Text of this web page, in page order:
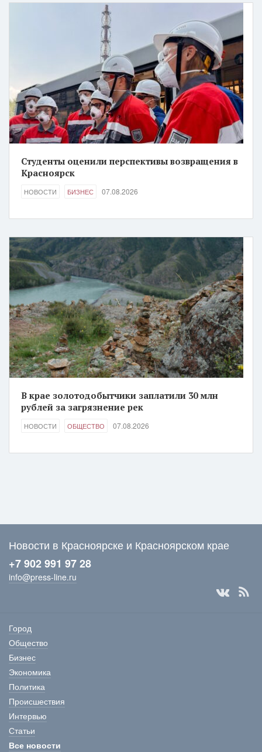
Студенты оценили перспективы возвращения в
Красноярск
НОВОСТИ БИЗНЕС 07.08.2026
В крае золотодобытчики заплатили 30 млн
рублей за загрязнение рек
НОВОСТИ ОБЩЕСТВО 07.08.2026
Новости в Красноярске и Красноярском крае
+7 902 991 97 28
info@press-line.ru
Город
Общество
Бизнес
Экономика
Политика
Происшествия
Интервью
Статьи
Все новости